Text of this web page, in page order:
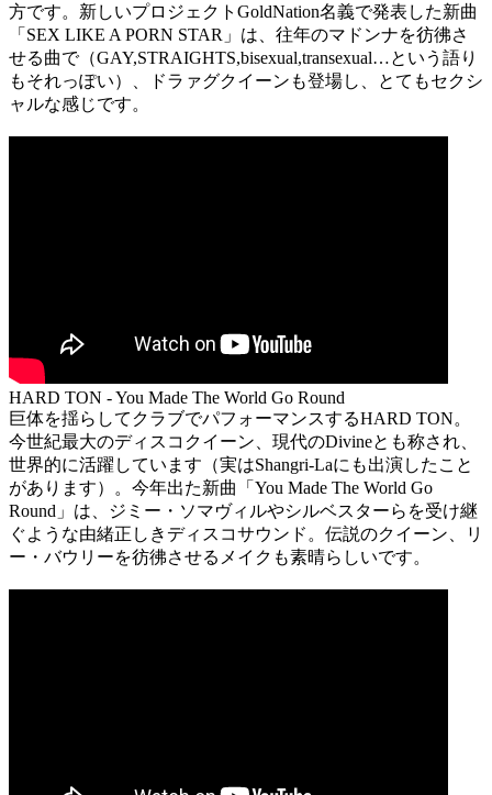
方です。新しいプロジェクトGoldNation名義で発表した新曲
「SEX LIKE A PORN STAR」は、往年のマドンナを彷彿さ
せる曲で（GAY,STRAIGHTS,bisexual,transexual…という語り
もそれっぽい）、ドラァグクイーンも登場し、とてもセクシ
ャルな感じです。
HARD TON - You Made The World Go Round
巨体を揺らしてクラブでパフォーマンスするHARD TON。
今世紀最大のディスコクイーン、現代のDivineとも称され、
世界的に活躍しています（実はShangri-Laにも出演したこと
があります）。今年出た新曲「You Made The World Go
Round」は、ジミー・ソマヴィルやシルベスターらを受け継
ぐような由緒正しきディスコサウンド。伝説のクイーン、リ
ー・バウリーを彷彿させるメイクも素晴らしいです。